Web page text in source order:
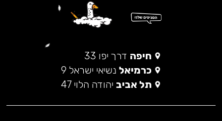
חיפה דרך יפו 33
כרמיאל נשיאי ישראל 9
תל אביב יהודה הלוי 47